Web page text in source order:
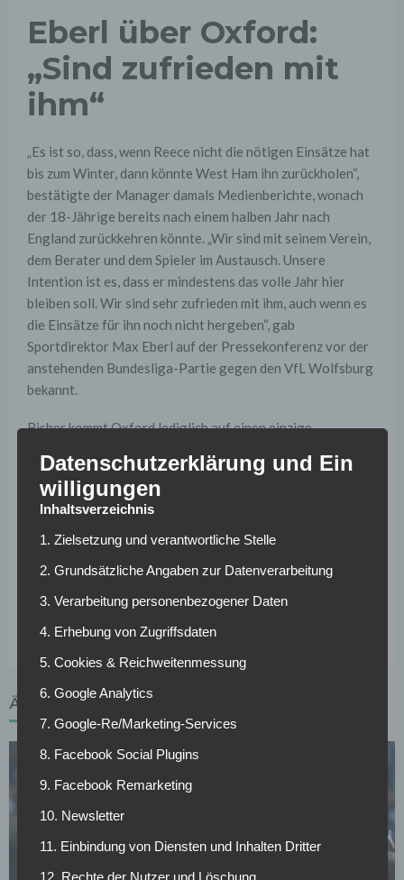
Eberl über Oxford:
„Sind zufrieden mit
ihm“
„Es ist so, dass, wenn Reece nicht die nötigen Einsätze hat
bis zum Winter, dann könnte West Ham ihn zurückholen“,
bestätigte der Manager damals Medienberichte, wonach
der 18-Jährige bereits nach einem halben Jahr nach
England zurückkehren könnte. „Wir sind mit seinem Verein,
dem Berater und dem Spieler im Austausch. Unsere
Intention ist es, dass er mindestens das volle Jahr hier
bleiben soll. Wir sind sehr zufrieden mit ihm, auch wenn es
die Einsätze für ihn noch nicht hergeben“, gab
Sportdirektor Max Eberl auf der Pressekonferenz vor der
anstehenden Bundesliga-Partie gegen den VfL Wolfsburg
bekannt.
Bisher kommt Oxford lediglich auf einen einzige
Innenverteidiger ist derzeit kein Vorbeikommen an
Matthias Ginter, Jannik Vestergaard und Tony Jantschke.
„Er kann noch sehr wichtig werden und hat sich gut
entwickelt. Unser Wunsch ist klar, dass er bleibt und sich
West Ham in der Hand. Bis heute ist der Klub aber nicht an
uns herangetreten, um ihn vorzeitig zurückzuholen“,
ÄHNLICHE ARTIKEL
BORUSSIA MÖNCHENGLADBACH
Datenschutzerklärung und Ein
willigungen
Inhaltsverzeichnis
1. Zielsetzung und verantwortliche Stelle
2. Grundsätzliche Angaben zur Datenverarbeitung
3. Verarbeitung personenbezogener Daten
4. Erhebung von Zugriffsdaten
5. Cookies & Reichweitenmessung
6. Google Analytics
7. Google-Re/Marketing-Services
8. Facebook Social Plugins
9. Facebook Remarketing
10. Newsletter
11. Einbindung von Diensten und Inhalten Dritter
12. Rechte der Nutzer und Löschung